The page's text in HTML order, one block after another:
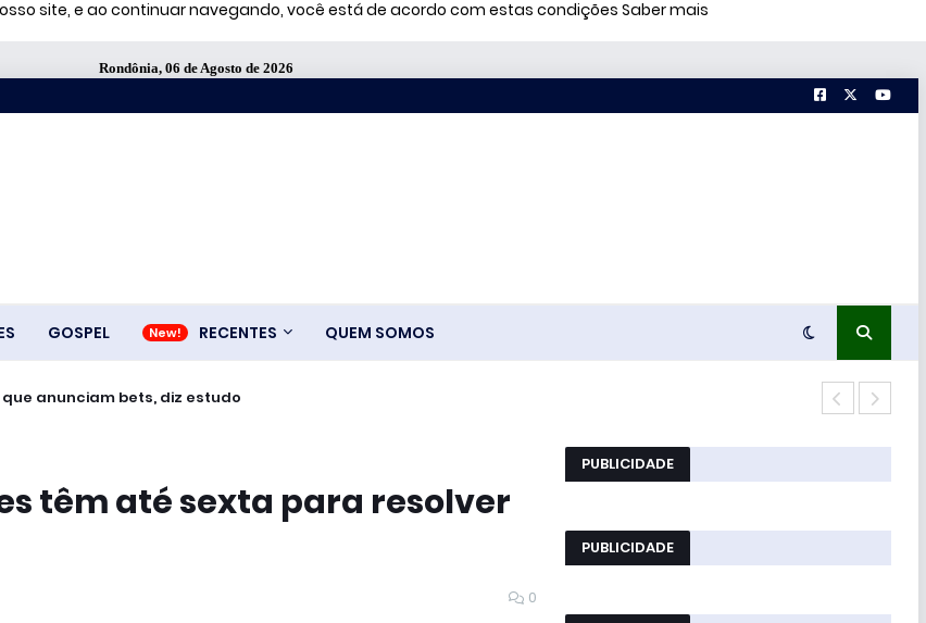
site, e ao continuar navegando, você está de acordo com estas condições Saber mais
Rondônia, 06 de Agosto de 2026
GOSPEL RECENTES QUEM SOMOS
anunciam bets, diz estudo
têm até sexta para resolver
0
PUBLICIDADE
PUBLICIDADE